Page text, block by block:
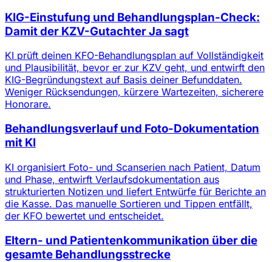
KIG-Einstufung und Behandlungsplan-Check:
Damit der KZV-Gutachter Ja sagt
KI prüft deinen KFO-Behandlungsplan auf Vollständigkeit
und Plausibilität, bevor er zur KZV geht, und entwirft den
KIG-Begründungstext auf Basis deiner Befunddaten.
Weniger Rücksendungen, kürzere Wartezeiten, sicherere
Honorare.
Behandlungsverlauf und Foto-Dokumentation
mit KI
KI organisiert Foto- und Scanserien nach Patient, Datum
und Phase, entwirft Verlaufsdokumentation aus
strukturierten Notizen und liefert Entwürfe für Berichte an
die Kasse. Das manuelle Sortieren und Tippen entfällt,
der KFO bewertet und entscheidet.
Eltern- und Patientenkommunikation über die
gesamte Behandlungsstrecke